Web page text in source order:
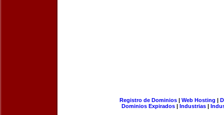
Registro de Dominios| Web Hosting |
Dominios Expirados | Industrias |